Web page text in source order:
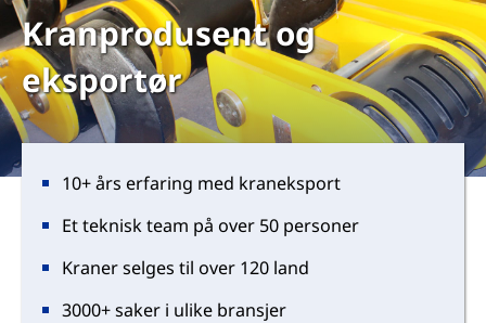
Kranprodusent og
eksportør
10+ års erfaring med kraneksport
Et teknisk team på over 50 personer
Kraner selges til over 120 land
3000+ saker i ulike bransjer